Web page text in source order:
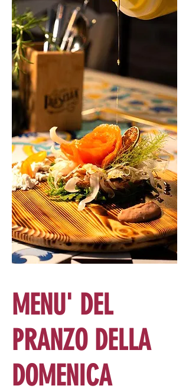
MENU' DEL
PRANZO DELLA
DOMENICA